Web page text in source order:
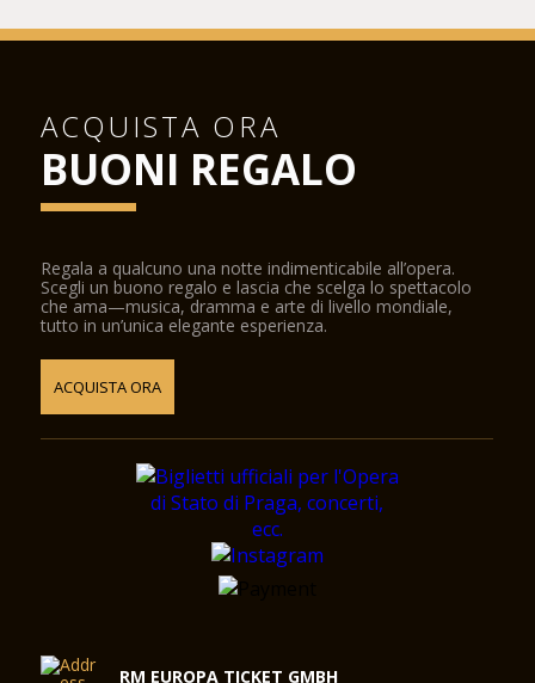
ACQUISTA ORA
BUONI REGALO
Regala a qualcuno una notte indimenticabile all’opera.
Scegli un buono regalo e lascia che scelga lo spettacolo
che ama—musica, dramma e arte di livello mondiale,
tutto in un’unica elegante esperienza.
ACQUISTA ORA
RM EUROPA TICKET GMBH